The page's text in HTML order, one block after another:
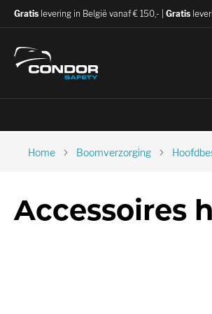
Gratis levering in België vanaf € 150,- | Gratis
Home Boomverzorging
Accessoires